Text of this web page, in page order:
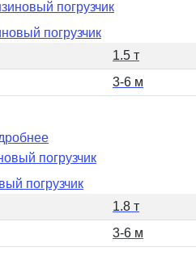
погрузчик
1.5 т
3-6 м
погрузчик
1.8 т
3-6 м